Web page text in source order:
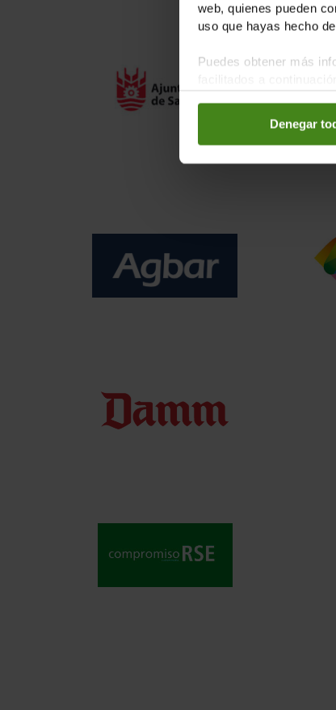
web, quienes pueden
uso que hayas hecho
Puedes obtener más
Denegar